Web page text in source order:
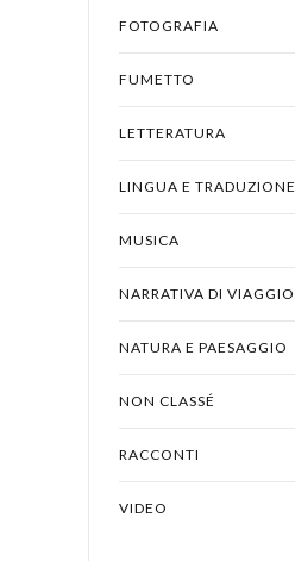
FOTOGRAFIA
FUMETTO
LETTERATURA
LINGUA E TRADUZIONE
MUSICA
NARRATIVA DI VIAGGIO
NATURA E PAESAGGIO
NON CLASSÉ
RACCONTI
VIDEO